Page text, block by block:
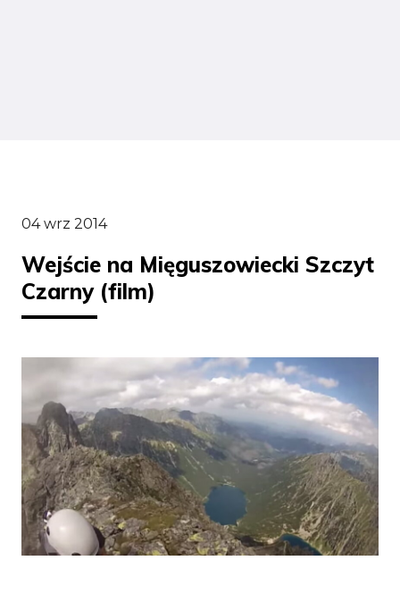
04 wrz 2014
Wejście na Mięguszowiecki Szczyt
Czarny (film)